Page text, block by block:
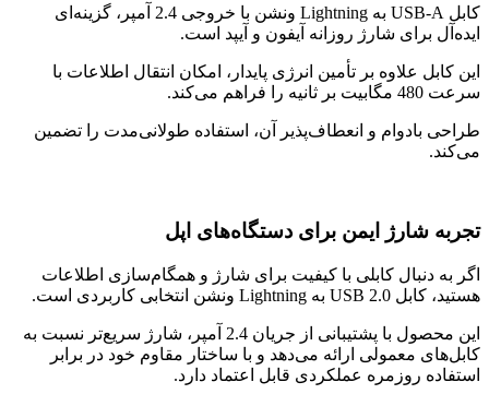
کابل USB-A به Lightning ونشن با خروجی 2.4 آمپر، گزینه‌ای
ایده‌آل برای شارژ روزانه آیفون و آیپد است.
این کابل علاوه بر تأمین انرژی پایدار، امکان انتقال اطلاعات با
سرعت 480 مگابیت بر ثانیه را فراهم می‌کند.
طراحی بادوام و انعطاف‌پذیر آن، استفاده طولانی‌مدت را تضمین
می‌کند.
تجربه شارژ ایمن برای دستگاه‌های اپل
اگر به دنبال کابلی با کیفیت برای شارژ و همگام‌سازی اطلاعات
هستید، کابل USB 2.0 به Lightning ونشن انتخابی کاربردی است.
این محصول با پشتیبانی از جریان 2.4 آمپر، شارژ سریع‌تر نسبت به
کابل‌های معمولی ارائه می‌دهد و با ساختار مقاوم خود در برابر
استفاده روزمره عملکردی قابل اعتماد دارد.